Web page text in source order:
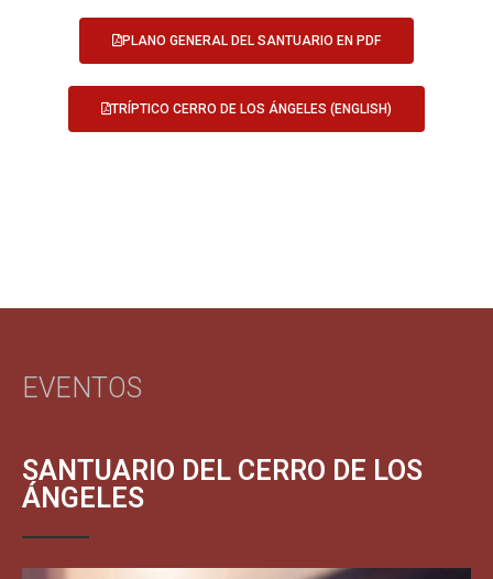
PLANO GENERAL DEL SANTUARIO EN PDF
TRÍPTICO CERRO DE LOS ÁNGELES (ENGLISH)
EVENTOS
SANTUARIO DEL CERRO DE LOS
ÁNGELES